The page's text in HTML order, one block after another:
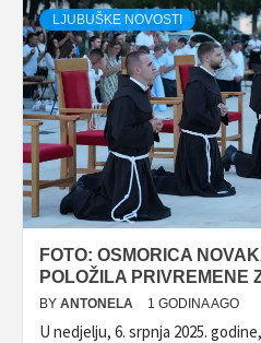
LJUBUŠKE NOVOSTI
FOTO: OSMORICA
POLOŽILA PRIVREMENE
BY ANTONELA 1 GODINA AGO
U nedjelju, 6. srpnja 2025.